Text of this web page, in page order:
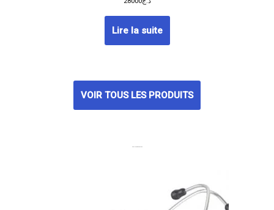
Lire la suite
VOIR TOUS LES PRODUITS